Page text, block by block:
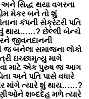
સિદ્ધ થયા વગરના
મેકર બને તો શું
કંપની સેક્રેટરી પતિ
કેવું થાય……? છેલ્લી બેન્ચે
જીવનદાનની
જ બનેલા સમાજના લોકો
ઇચ્છામૃત્યુ માગે
માટે એક પુરુષ જ આગ
અને પતિ પાસે વધારે
માંગે ત્યારે શું થાય……?
શબ્દદેહ મળે ત્યારે